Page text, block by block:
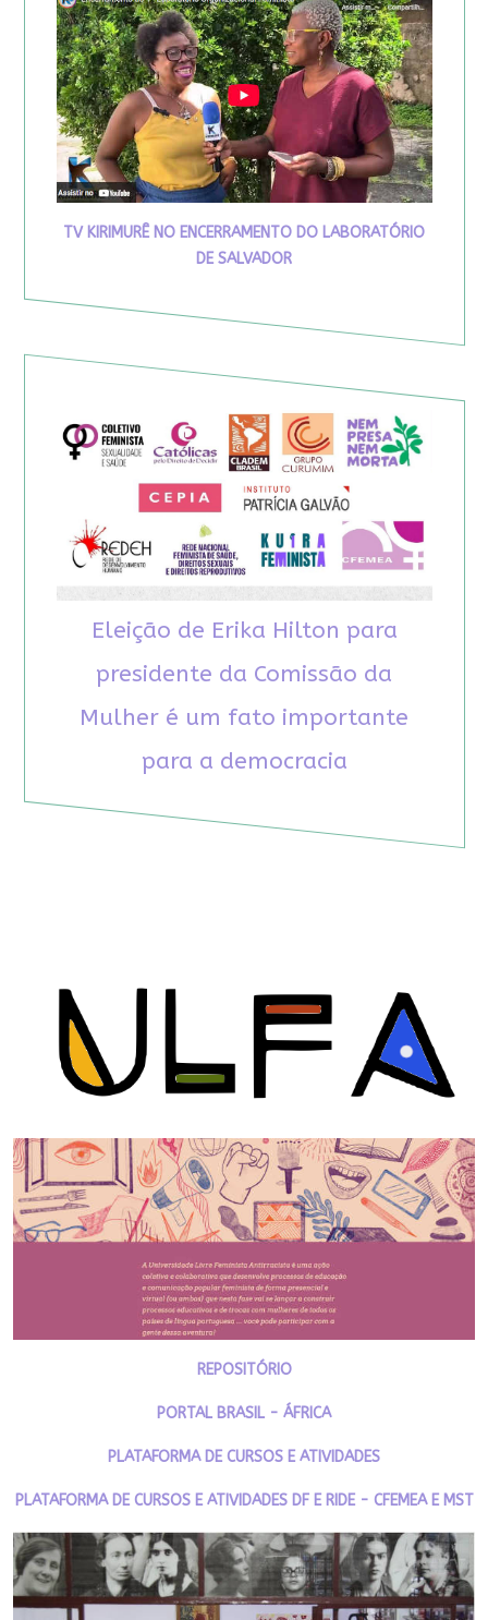
TV KIRIMURÊ NO ENCERRAMENTO DO LABORATÓRIO
DE SALVADOR
Eleição de Erika Hilton para
presidente da Comissão da
Mulher é um fato importante
para a democracia
REPOSITÓRIO
PORTAL BRASIL - ÁFRICA
PLATAFORMA DE CURSOS E ATIVIDADES
PLATAFORMA DE CURSOS E ATIVIDADES DF E RIDE - CFEMEA E MST